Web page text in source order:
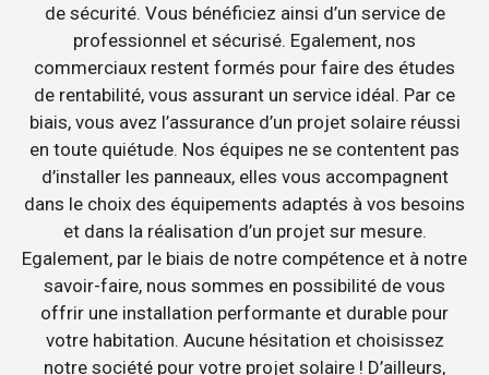
de sécurité. Vous bénéficiez ainsi d’un service de
professionnel et sécurisé. Egalement, nos
commerciaux restent formés pour faire des études
de rentabilité, vous assurant un service idéal. Par ce
biais, vous avez l’assurance d’un projet solaire réussi
en toute quiétude. Nos équipes ne se contentent pas
d’installer les panneaux, elles vous accompagnent
dans le choix des équipements adaptés à vos besoins
et dans la réalisation d’un projet sur mesure.
Egalement, par le biais de notre compétence et à notre
savoir-faire, nous sommes en possibilité de vous
offrir une installation performante et durable pour
votre habitation. Aucune hésitation et choisissez
notre société pour votre projet solaire ! D’ailleurs,